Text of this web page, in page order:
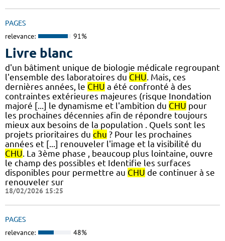
PAGES
relevance: 91%
Livre blanc
d'un bâtiment unique de biologie médicale regroupant
l'ensemble des laboratoires du CHU . Mais, ces
dernières années, le CHU a été confronté à des
contraintes extérieures majeures (risque Inondation
majoré [...] le dynamisme et l'ambition du CHU pour
les prochaines décennies afin de répondre toujours
mieux aux besoins de la population . Quels sont les
projets prioritaires du chu ? Pour les prochaines
années et [...] renouveler l'image et la visibilité du
CHU . La 3ème phase , beaucoup plus lointaine, ouvre
le champ des possibles et Identifie les surfaces
disponibles pour permettre au CHU de continuer à se
renouveler sur
18/02/2026 15:25
PAGES
relevance: 48%